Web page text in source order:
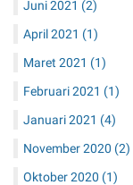
Juni 2021 (2)
April 2021 (1)
Maret 2021 (1)
Februari 2021 (1)
Januari 2021 (4)
November 2020 (2)
Oktober 2020 (1)